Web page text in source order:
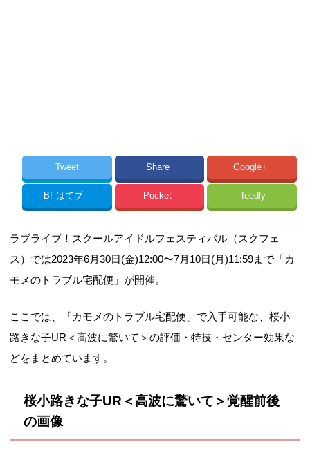
Tweet Share Google+
B! はてブ Pocket feedly
ラブライブ！スクールアイドルフェスティバル（スクフェ
ス）では2023年6月30日(金)12:00〜7月10日(月)11:59まで「カ
モメのトラブル宅配便」が開催。
ここでは、「カモメのトラブル宅配便」で入手可能な、桜小
路きな子UR＜高波に驚いて＞の評価・特技・センター効果な
どをまとめています。
桜小路きな子UR＜高波に驚いて＞覚醒前後
の画像